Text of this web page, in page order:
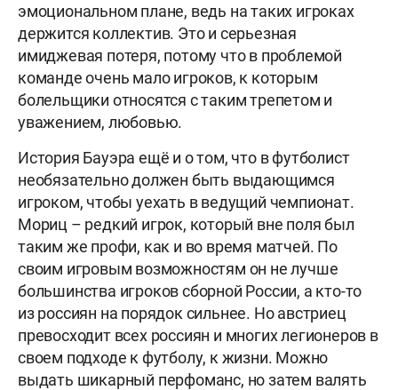
эмоциональном плане, ведь на таких игроках
держится коллектив. Это и серьезная
имиджевая потеря, потому что в проблемой
команде очень мало игроков, к которым
болельщики относятся с таким трепетом и
уважением, любовью.
История Бауэра ещё и о том, что в футболист
необязательно должен быть выдающимся
игроком, чтобы уехать в ведущий чемпионат.
Мориц – редкий игрок, который вне поля был
таким же профи, как и во время матчей. По
своим игровым возможностям он не лучше
большинства игроков сборной России, а кто-то
из россиян на порядок сильнее. Но австриец
превосходит всех россиян и многих легионеров в
своем подходе к футболу, к жизни. Можно
выдать шикарный перфоманс, но затем валять